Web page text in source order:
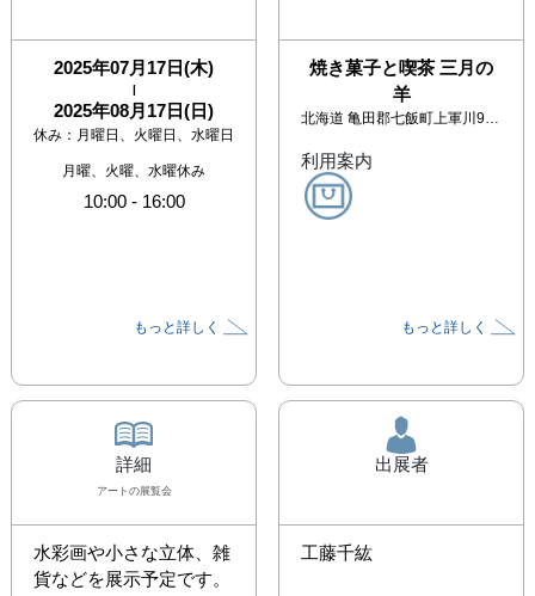
2025年07月17日(木)
|
2025年08月17日(日)
休み： 月曜日、火曜日、水曜日
月曜、火曜、水曜休み
10:00- 16:00
もっと詳しく
焼き菓子と喫茶 三月の
羊
北海道 亀田郡七飯町上軍川9-11
利用案内
もっと詳しく
詳細
アート の展覧会
水彩画や小さな立体、雑
貨などを展示予定です。
出展者
工藤千紘